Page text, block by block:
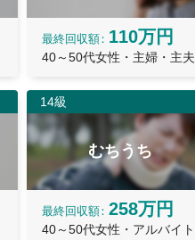
最終回収額 110万円
40～50代女性・主婦・主夫
14級
むちうち
最終回収額 258万円
40～50代女性・アルバイト